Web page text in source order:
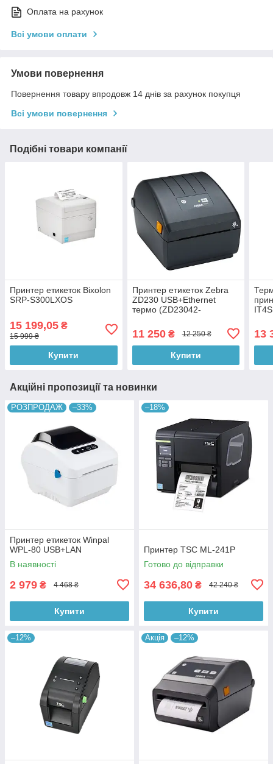
Оплата на рахунок
Всі умови оплати
Умови повернення
Повернення товару впродовж 14 днів за рахунок покупця
Всі умови повернення
Подібні товари компанії
Принтер етикеток Bixolon
SRP-S300LXOS
15 199,05 ₴
15 999 ₴
Купити
Принтер етикеток Zebra
ZD230 USB+Ethernet
термо (ZD23042-
11 250₴ 12 250 ₴
Купити
13
Акційні пропозиції та новинки
РОЗПРОДАЖ –33%
Принтер етикеток Winpal
WPL-80 USB+LAN
В наявності
2 979 ₴ 4 468 ₴
Купити
–18%
Принтер TSC ML-241Р
Готово до відправки
34 636,80 ₴ 42 240 ₴
Купити
–12% Акція –12%